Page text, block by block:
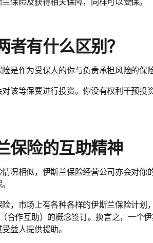
者有什么区别？
是作为受保人的你与负责承担风险的保
该等保费进行投资。你没有权利干预
保险的互助精神
况相似，伊斯兰保险经营公司亦会对
，市场上有各种各样的伊斯兰保险计
合作互助）的概念签订。换言之，一个
益人提供援助。